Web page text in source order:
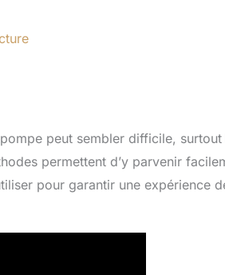
peut sembler difficile,
permettent d’y parvenir
pour garantir une expérience